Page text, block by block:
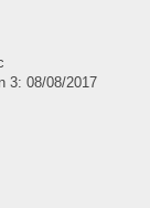
3: 08/08/2017